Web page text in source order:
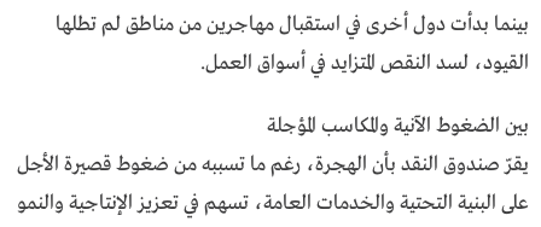
بينما بدأت دول أخرى في استقبال مهاجرين من مناطق لم تطلها
القيود، لسد النقص المتزايد في أسواق العمل.
بين الضغوط الآنية والمكاسب المؤجلة
يقرّ صندوق النقد بأن الهجرة، رغم ما تسببه من ضغوط قصيرة الأجل
على البنية التحتية والخدمات العامة، تسهم في تعزيز الإنتاجية والنمو